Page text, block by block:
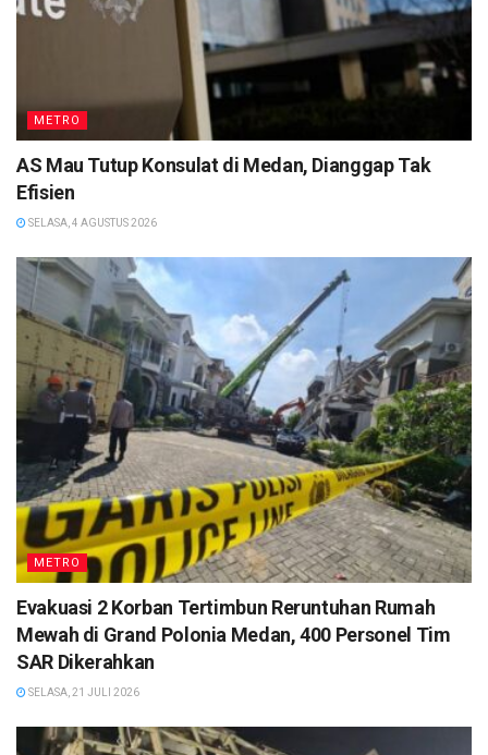
METRO
AS Mau Tutup Konsulat di Medan, Dianggap Tak
Efisien
SELASA, 4 AGUSTUS 2026
METRO
Evakuasi 2 Korban Tertimbun Reruntuhan Rumah
Mewah di Grand Polonia Medan, 400 Personel Tim
SAR Dikerahkan
SELASA, 21 JULI 2026